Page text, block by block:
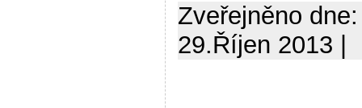
Zveřejněno dne:
29.Říjen 2013 |